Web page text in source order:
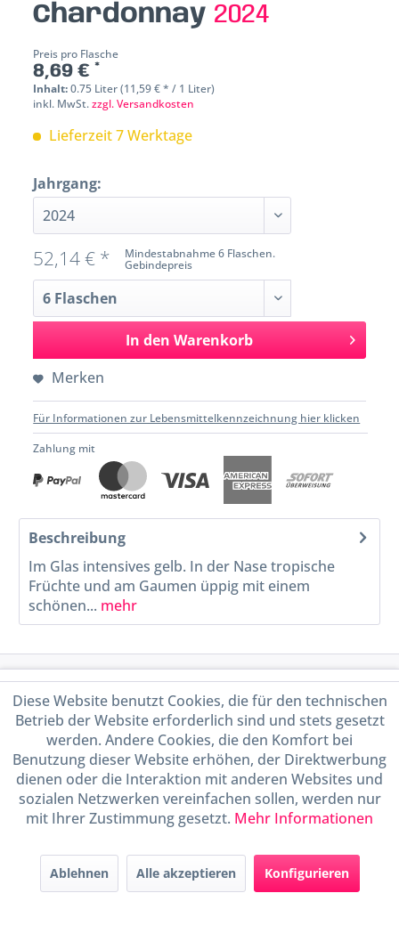
Chardonnay 2024
Preis pro Flasche
8,69 € *
Inhalt:0.75 Liter (11,59 € * / 1 Liter)
inkl. MwSt.zzgl. Versandkosten
Lieferzeit 7 Werktage
Jahrgang:
Mindestabnahme 6 Flaschen.
Gebindepreis
52,14 € *
In den Warenkorb
Merken
Für Informationen zur Lebensmittelkennzeichnung hier klicken
Zahlung mit
Beschreibung
Im Glas intensives gelb. In der Nase tropische
Früchte und am Gaumen üppig mit einem
schönen... mehr
Service Hotline
Shop Service
Informationen
Handel mit BIO-Weinen
durch DE-ÖKO-009
Diese Website benutzt Cookies, die für den technischen
Betrieb der Website erforderlich sind und stets gesetzt
werden. Andere Cookies, die den Komfort bei
Benutzung dieser Website erhöhen, der Direktwerbung
dienen oder die Interaktion mit anderen Websites und
sozialen Netzwerken vereinfachen sollen, werden nur
mit Ihrer Zustimmung gesetzt. Mehr Informationen
Ablehnen Alle akzeptieren Konfigurieren